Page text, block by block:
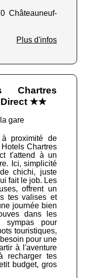
Châteauneuf-
Plus d'infos
Direct ★★
gare
proximité de
Chartres
t'attend à un
Ici, simplicité
chichi, juste
fait le job. Les
offrent un
tes valises et
journée bien
dans les
sympas pour
touristiques,
pour une
à l'aventure
recharger tes
budget, gros